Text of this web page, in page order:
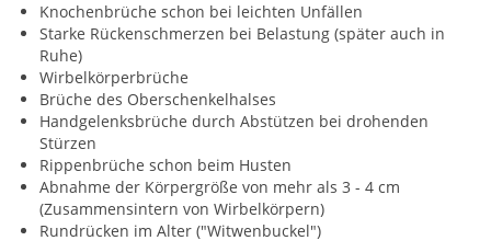
Knochenbrüche schon bei leichten Unfällen
Starke Rückenschmerzen bei Belastung (später auch in
Ruhe)
Wirbelkörperbrüche
Brüche des Oberschenkelhalses
Handgelenksbrüche durch Abstützen bei drohenden
Stürzen
Rippenbrüche schon beim Husten
Abnahme der Körpergröße von mehr als 3 - 4 cm
(Zusammensintern von Wirbelkörpern)
Rundrücken im Alter ("Witwenbuckel")